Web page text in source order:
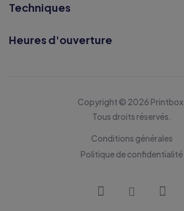
Techniques
Heures d'ouverture
Copyright © 2026 Printbox.
Tous droits réservés.
Conditions générales
Politique de confidentialité